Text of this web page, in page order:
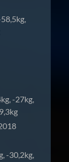
-27kg,
-30,2kg,